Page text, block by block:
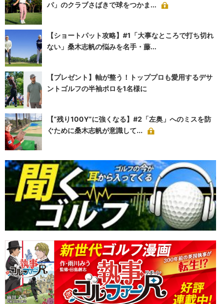
パ」のクラブさばきで球をつかま...
【ショートパット攻略】#1「大事なところで打ち切れ
ない」桑木志帆の悩みを名手・藤...
【プレゼント】軸が整う！トッププロも愛用するデサ
ントゴルフの半袖ポロを1名様に
【“残り100Y”に強くなる】#2「左奥」へのミスを防
ぐために桑木志帆が意識して...